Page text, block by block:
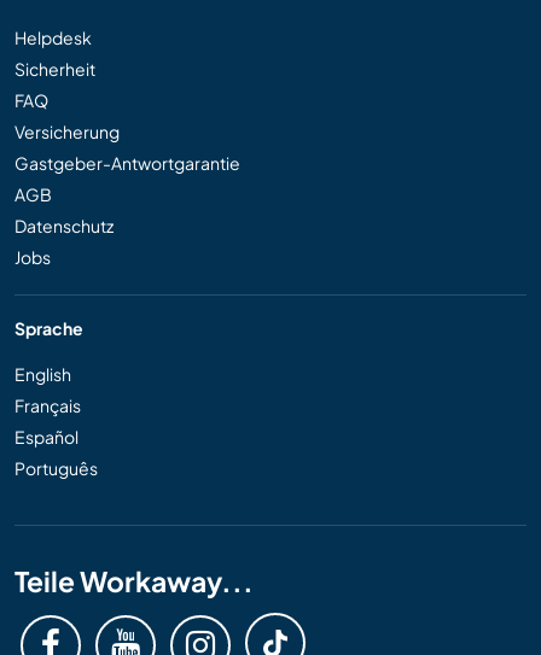
Helpdesk
Sicherheit
FAQ
Versicherung
Gastgeber-Antwortgarantie
AGB
Datenschutz
Jobs
Sprache
English
Français
Español
Português
Teile Workaway...